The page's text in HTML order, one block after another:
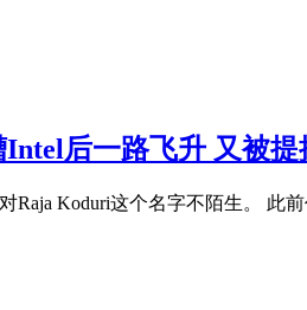
后一路飞升 又被
Raja Koduri这个名字不陌生。 此